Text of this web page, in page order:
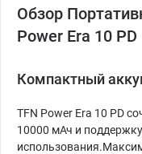
Обзор
Power Era 10
Компактный
TFN Power Era 10 PD
10000 мАч и